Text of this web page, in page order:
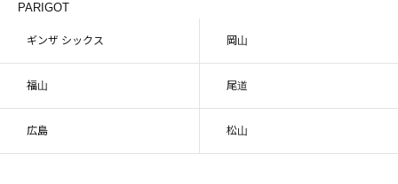
PARIGOT
ギンザ シックス 岡山
福山 尾道
広島 松山